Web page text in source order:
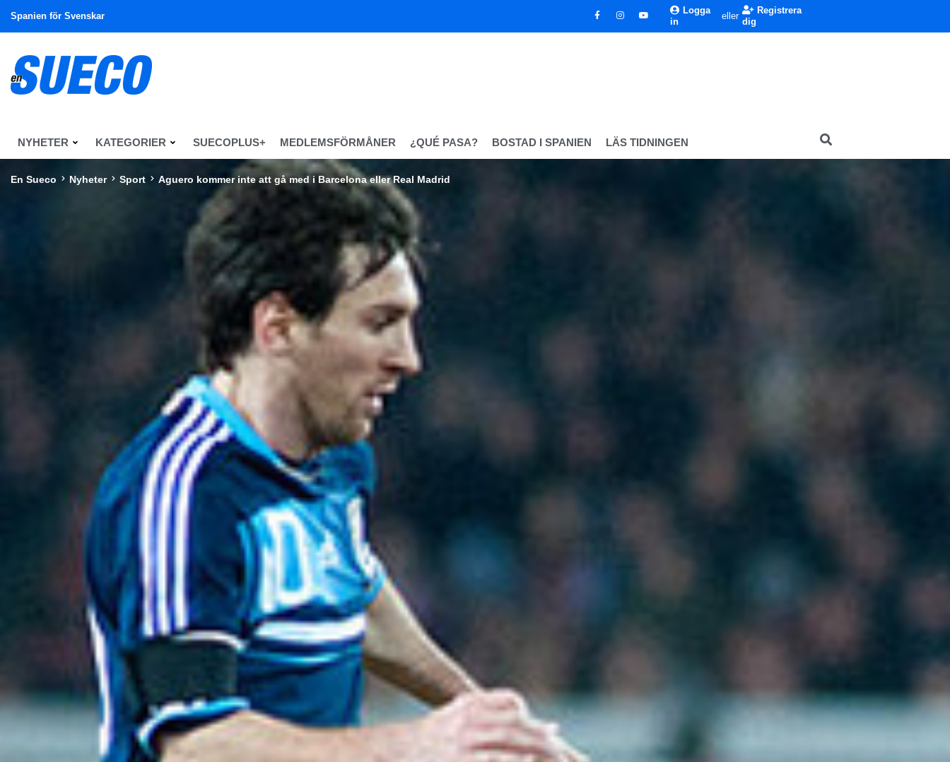
Spanien för Svenskar
Logga
in
eller
Registrera
dig
NYHETER KATEGORIER SUECOPLUS+ MEDLEMSFÖRMÅNER ¿QUÉ PASA? BOSTAD I SPANIEN LÄS TIDNINGEN
En Sueco Nyheter Sport Aguero kommer inte att gå med i Barcelona eller Real Madrid